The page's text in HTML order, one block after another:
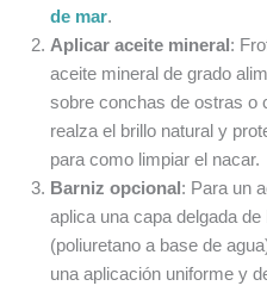
de mar.
Aplicar aceite mineral :
aceite mineral de grado
sobre conchas de ostras o
realza el brillo natural y
para como limpiar el nacar.
Barniz opcional : Para un
aplica una capa delgada
(poliuretano a base de
una aplicación uniforme y